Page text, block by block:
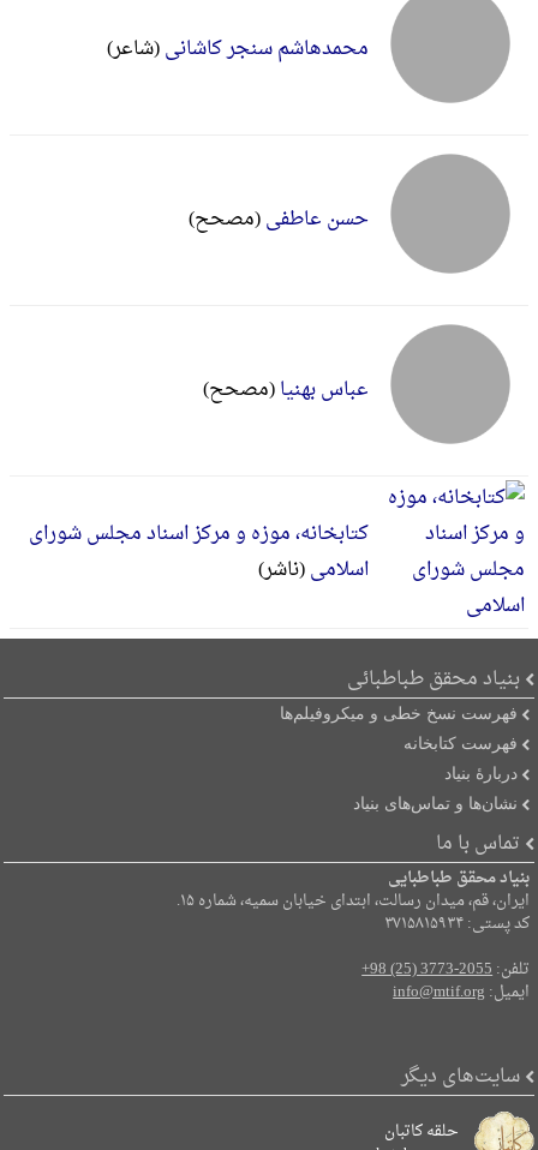
محمدهاشم سنجر کاشانی(شاعر)
حسن عاطفی(مصحح)
عباس بهنیا(مصحح)
کتابخانه، موزه و مرکز اسناد مجلس شورای
اسلامی(ناشر)
بنیاد محقق طباطبائی
فهرست نسخ خطی و میکروفیلم‌ها
فهرست کتابخانه
دربارۀ بنیاد
نشان‌ها و تماس‌های بنیاد
تماس با ما
بنیاد محقق طباطبایی
ایران، قم، میدان رسالت، ابتدای خیابان سمیه، شماره ۱۵.
کد پستی: ۳۷۱۵۸۱۵۹۳۴
تلفن:+98 (25) 3773-2055
ایمیل:info@mtif.org
سایت‌های دیگر
حلقه کاتبان